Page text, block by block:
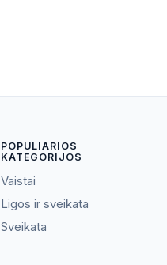
POPULIARIOS
KATEGORIJOS
Vaistai
Ligos ir sveikata
Sveikata